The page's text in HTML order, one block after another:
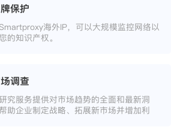
保护
海外IP，可以大规模监控网络以
的知识产权。
调查
究服务提供对市场趋势的全面和最新洞
助企业制定战略、拓展新市场并增加利